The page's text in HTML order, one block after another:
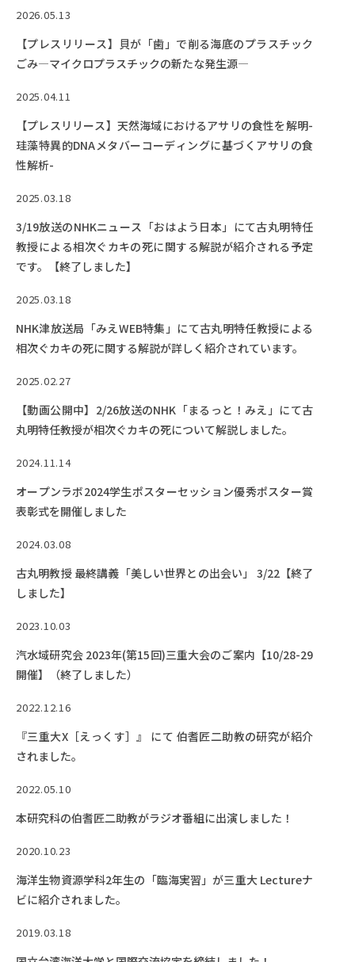
お問い合わせ
交通案内
Facebook
X YouTube
© 2023 Mie
2026.05.13
【プレスリリース】貝が「歯」で削る海底のプラスチック
ごみ―マイクロプラスチックの新たな発生源―
2025.04.11
【プレスリリース】天然海域におけるアサリの食性を解明-
珪藻特異的DNAメタバーコーディングに基づくアサリの食
性解析-
2025.03.18
3/19放送のNHKニュース「おはよう日本」にて古丸明特任
教授による相次ぐカキの死に関する解説が紹介される予定
です。【終了しました】
2025.03.18
NHK津放送局「みえWEB特集」にて古丸明特任教授による
相次ぐカキの死に関する解説が詳しく紹介されています。
2025.02.27
【動画公開中】2/26放送のNHK「まるっと！みえ」にて古
丸明特任教授が相次ぐカキの死について解説しました。
2024.11.14
オープンラボ2024学生ポスターセッション優秀ポスター賞
表彰式を開催しました
2024.03.08
古丸明教授 最終講義「美しい世界との出会い」 3/22【終了
しました】
2023.10.03
汽水域研究会 2023年(第15回)三重大会のご案内【10/28-29
開催】（終了しました）
2022.12.16
『三重大X［えっくす］』 にて 伯耆匠二助教の研究が紹介
されました。
2022.05.10
本研究科の伯耆匠二助教がラジオ番組に出演しました！
2020.10.23
海洋生物資源学科2年生の「臨海実習」が三重大 Lectureナ
ビに紹介されました。
2019.03.18